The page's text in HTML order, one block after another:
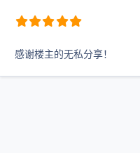
感谢楼主的无私分享！